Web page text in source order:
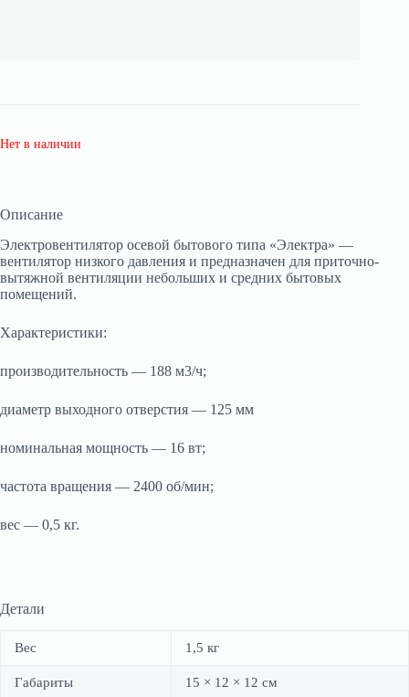
Нет в наличии
Описание
Электровентилятор осевой бытового типа «Электра» —
вентилятор низкого давления и предназначен для приточно-
вытяжной вентиляции небольших и средних бытовых
помещений.
Характеристики:
производительность — 188 м3/ч;
диаметр выходного отверстия — 125 мм
номинальная мощность — 16 вт;
частота вращения — 2400 об/мин;
вес — 0,5 кг.
Детали
Вес 1,5 кг
Габариты 15 × 12 × 12 см